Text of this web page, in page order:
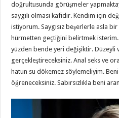
doğrultusunda görüşmeler
saygılı olması kafidir. Kendim için
istiyorum. Saygısız beşerlerle asla
hürmetten geçtiğini belirtmek
yüzden bende yeri değişiktir. Düzeyli
gerçekleştireceksiniz. Anal seks ve
hatun su dökemez söylemeliyim.
öğreneceksiniz. Sabırsızlıkla beni